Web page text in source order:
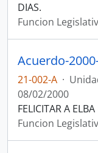
DIAS.
Funcion
Acuerdo-
21-002-A ·
08/02/2000
FELICITAR A
Funcion